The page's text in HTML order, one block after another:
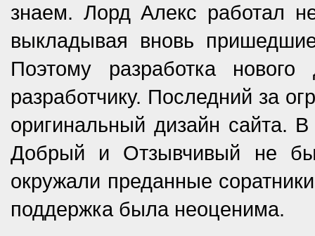
знаем. Лорд Алекс работал
выкладывая вновь
Поэтому разработка
разработчику. Последний за
оригинальный дизайн сайта.
Добрый и Отзывчивый не
окружали преданные
поддержка была неоценима.